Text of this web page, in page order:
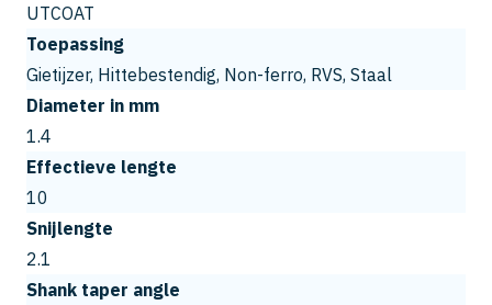
UTCOAT
Toepassing
Gietijzer, Hittebestendig, Non-ferro, RVS, Staal
Diameter in mm
1.4
Effectieve lengte
10
Snijlengte
2.1
Shank taper angle